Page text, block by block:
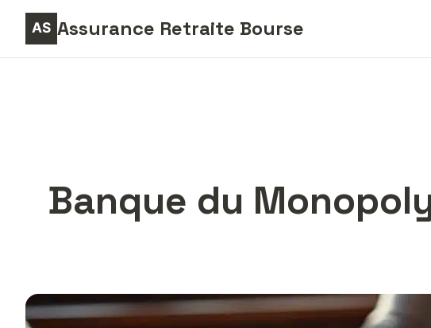
Assurance Retraite Bourse
Banque du